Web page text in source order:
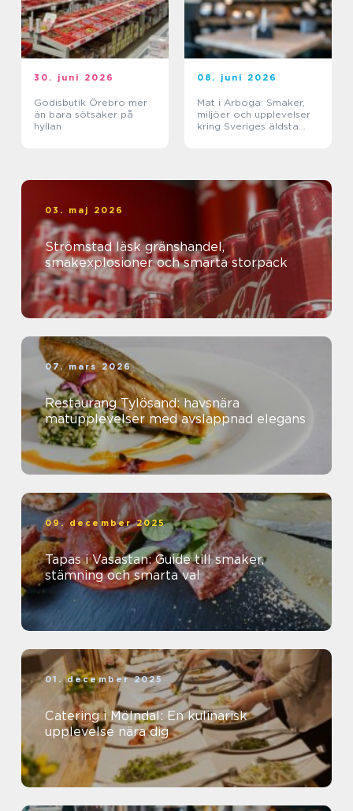
30. juni 2026
Godisbutik Örebro mer
än bara sötsaker på
hyllan
08. juni 2026
Mat i Arboga: Smaker,
miljöer och upplevelser
kring Sveriges äldsta
03. maj 2026
Strömstad läsk gränshandel,
smakexplosioner och smarta storpack
07. mars 2026
Restaurang Tylösand: havsnära
matupplevelser med avslappnad elegans
09. december 2025
Tapas i Vasastan: Guide till smaker,
stämning och smarta val
01. december 2025
Catering i Mölndal: En kulinarisk
upplevelse nära dig